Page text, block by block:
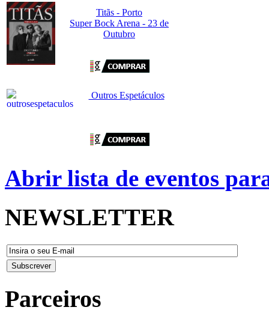
Titãs - Porto
Super Bock Arena - 23 de
Outubro
Outros Espetáculos
Abrir lista de eventos
NEWSLETTER
Parceiros